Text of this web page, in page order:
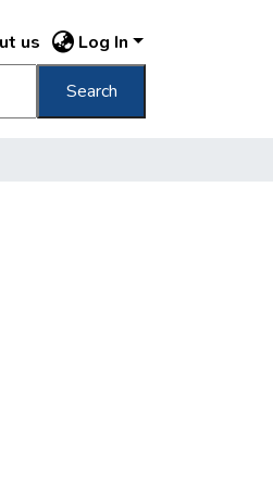
us Log In
Search